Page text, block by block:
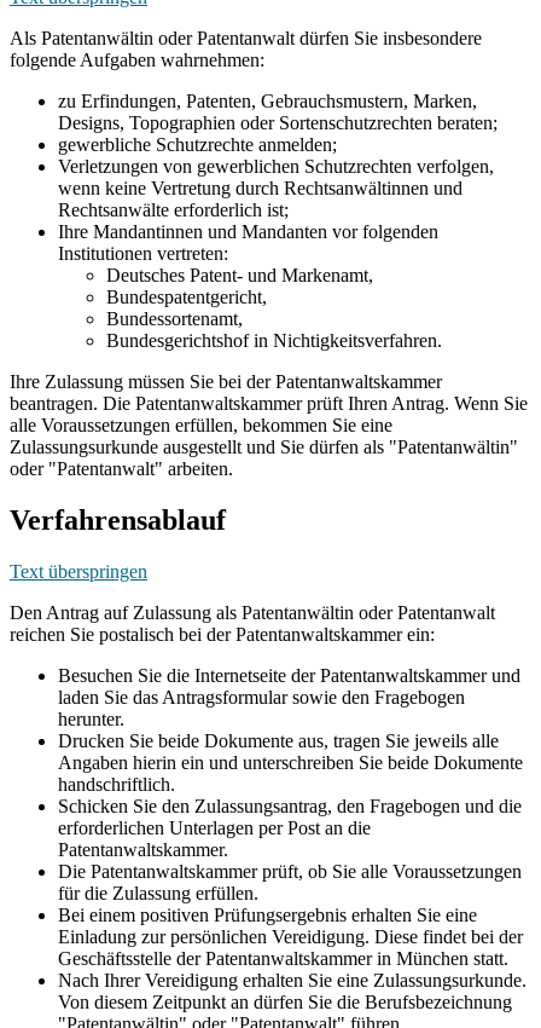
Als Patentanwältin oder Patentanwalt dürfen Sie insbesondere
folgende Aufgaben wahrnehmen:
zu Erfindungen, Patenten, Gebrauchsmustern, Marken,
Designs, Topographien oder Sortenschutzrechten beraten;
gewerbliche Schutzrechte anmelden;
Verletzungen von gewerblichen Schutzrechten verfolgen,
wenn keine Vertretung durch Rechtsanwältinnen und
Rechtsanwälte erforderlich ist;
Ihre Mandantinnen und Mandanten vor folgenden
Institutionen vertreten:
Deutsches Patent- und Markenamt,
Bundespatentgericht,
Bundessortenamt,
Bundesgerichtshof in Nichtigkeitsverfahren.
Ihre Zulassung müssen Sie bei der Patentanwaltskammer
beantragen. Die Patentanwaltskammer prüft Ihren Antrag. Wenn Sie
alle Voraussetzungen erfüllen, bekommen Sie eine
Zulassungsurkunde ausgestellt und Sie dürfen als "Patentanwältin"
oder "Patentanwalt" arbeiten.
Verfahrensablauf
Text überspringen
Den Antrag auf Zulassung als Patentanwältin oder Patentanwalt
reichen Sie postalisch bei der Patentanwaltskammer ein:
Besuchen Sie die Internetseite der Patentanwaltskammer und
laden Sie das Antragsformular sowie den Fragebogen
herunter.
Drucken Sie beide Dokumente aus, tragen Sie jeweils alle
Angaben hierin ein und unterschreiben Sie beide Dokumente
handschriftlich.
Schicken Sie den Zulassungsantrag, den Fragebogen und die
erforderlichen Unterlagen per Post an die
Patentanwaltskammer.
Die Patentanwaltskammer prüft, ob Sie alle Voraussetzungen
für die Zulassung erfüllen.
Bei einem positiven Prüfungsergebnis erhalten Sie eine
Einladung zur persönlichen Vereidigung. Diese findet bei der
Geschäftsstelle der Patentanwaltskammer in München statt.
Nach Ihrer Vereidigung erhalten Sie eine Zulassungsurkunde.
Von diesem Zeitpunkt an dürfen Sie die Berufsbezeichnung